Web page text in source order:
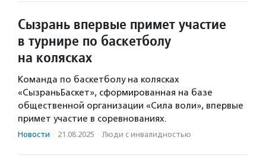
Сызрань впервые примет участие
в турнире по баскетболу
на колясках
Команда по баскетболу на колясках
«СызраньБаскет», сформированная на базе
общественной организации «Сила воли», впервые
примет участие в соревнованиях.
Новости · 21.08.2025 · Люди с инвалидностью